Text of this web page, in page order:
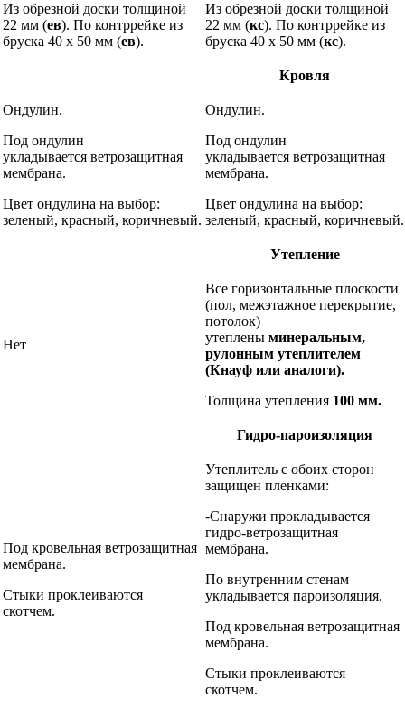
Из обрезной доски толщиной
22 мм (ев). По контррейке из
бруска 40 х 50 мм (ев).
Из обрезной доски толщиной
22 мм (кс). По контррейке из
бруска 40 х 50 мм (кс).
Кровля
Ондулин.
Под ондулин
укладывается ветрозащитная
мембрана.
Цвет ондулина на выбор:
зеленый, красный, коричневый.
Ондулин.
Под ондулин
укладывается ветрозащитная
мембрана.
Цвет ондулина на выбор:
зеленый, красный, коричневый.
Утепление
Нет
Все горизонтальные плоскости
(пол, межэтажное перекрытие,
потолок)
утеплены минеральным,
рулонным утеплителем
(Кнауф или аналоги).
Толщина утепления 100 мм.
Гидро-пароизоляция
Под кровельная ветрозащитная
мембрана.
Стыки проклеиваются
скотчем.
Утеплитель с обоих сторон
защищен пленками:
-Снаружи прокладывается
гидро-ветрозащитная
мембрана.
По внутренним стенам
укладывается пароизоляция.
Под кровельная ветрозащитная
мембрана.
Стыки проклеиваются
скотчем.